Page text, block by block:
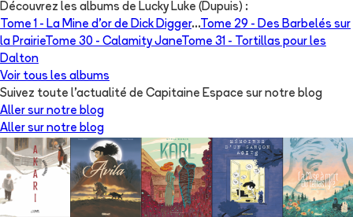
Découvrez les albums de Lucky Luke (Dupuis) :
Tome 1 - La Mine d'or de Dick Digger...Tome 29 - Des Barbelés sur
la PrairieTome 30 - Calamity JaneTome 31 -
Tortillas pour les
Dalton
Voir tous les albums
Suivez toute l'actualité de Capitaine Espace sur notre blog
Aller sur notre blog
Aller sur notre blog